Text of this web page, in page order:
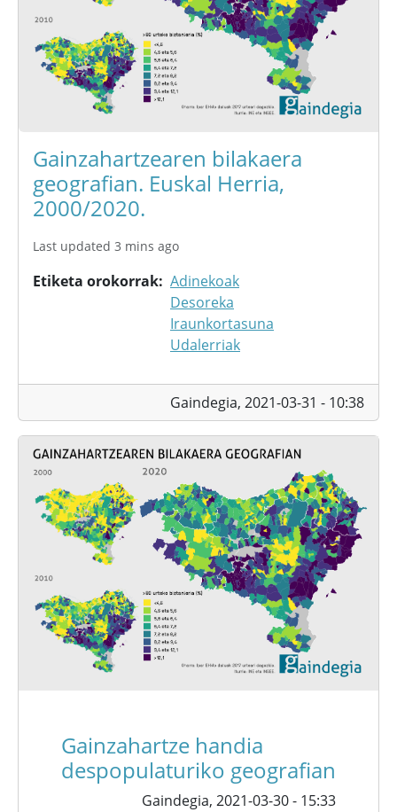
Gainzahartzearen bilakaera
geografian. Euskal Herria,
2000/2020.
Last updated 3 mins ago
Etiketa orokorrak Adinekoak
Desoreka
Iraunkortasuna
Udalerriak
Gaindegia, 2021-03-31 - 10:38
Gainzahartze handia
despopulaturiko geografian
Gaindegia, 2021-03-30 - 15:33